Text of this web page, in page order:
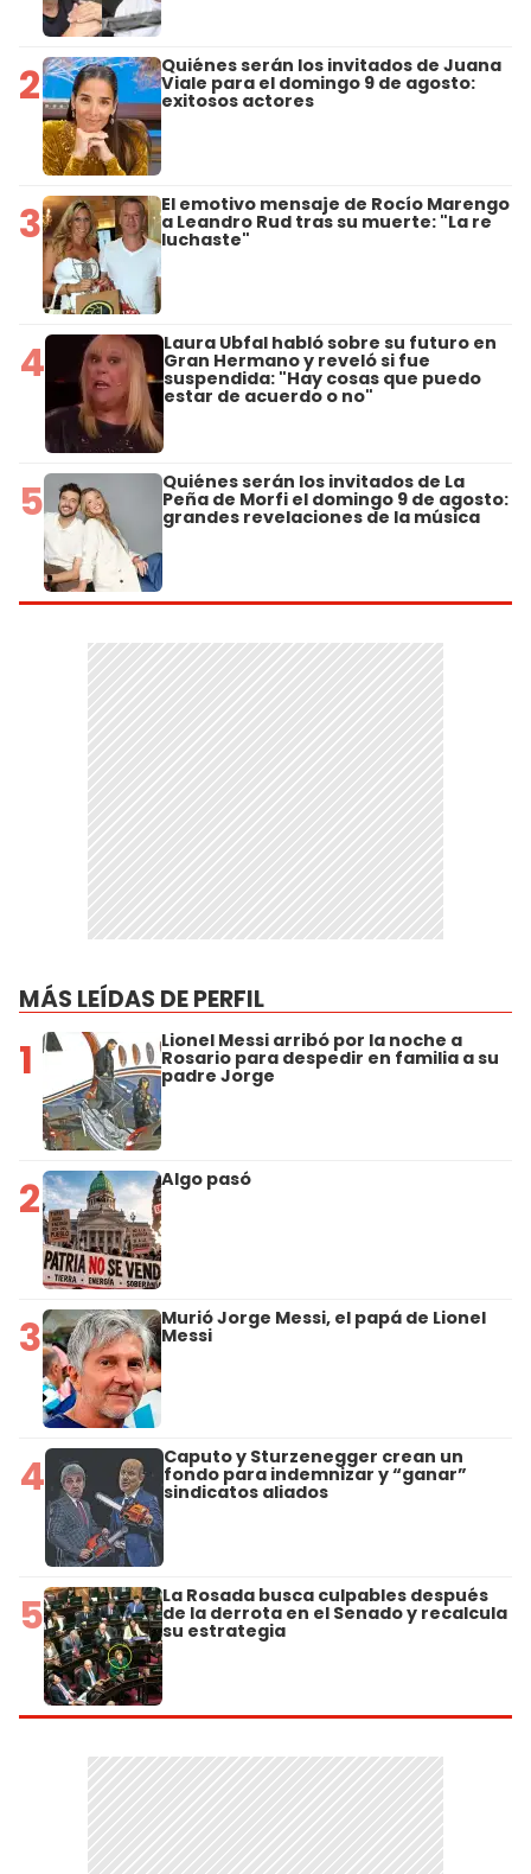
2 Quiénes serán los invitados de Juana
Viale para el domingo 9 de agosto:
exitosos actores
3 El emotivo mensaje de Rocío Marengo
a Leandro Rud tras su muerte: "La re
luchaste"
4 Laura Ubfal habló sobre su futuro en
Gran Hermano y reveló si fue
suspendida: "Hay cosas que puedo
estar de acuerdo o no"
5 Quiénes serán los invitados de La
Peña de Morfi el domingo 9 de agosto:
grandes revelaciones de la música
MÁS LEÍDAS DE PERFIL
1 Lionel Messi arribó por la noche a
Rosario para despedir en familia a su
padre Jorge
2 Algo pasó
3 Murió Jorge Messi, el papá de Lionel
Messi
4 Caputo y Sturzenegger crean un
fondo para indemnizar y “ganar”
sindicatos aliados
5 La Rosada busca culpables después
de la derrota en el Senado y recalcula
su estrategia